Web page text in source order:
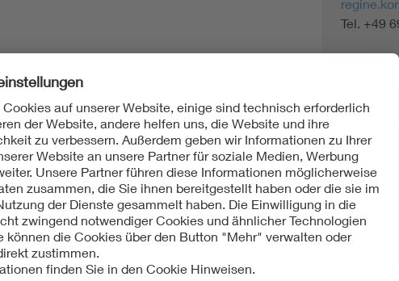
Tel. +49
Umwelt
Mit unserem DKE Newsletter sind Sie immer top informiert!